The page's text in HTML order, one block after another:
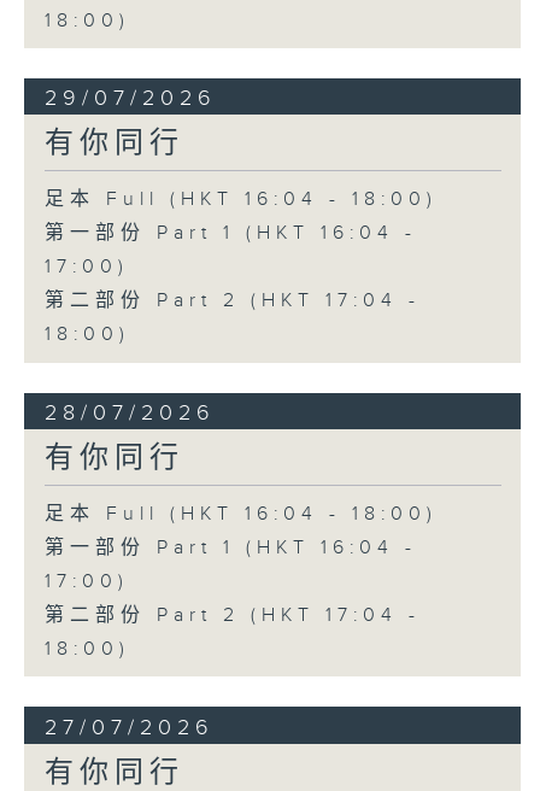
18:00)
29/07/2026
有你同行
足本 Full (HKT 16:04 - 18:00)
第一部份 Part 1 (HKT 16:04 -
17:00)
第二部份 Part 2 (HKT 17:04 -
18:00)
28/07/2026
有你同行
足本 Full (HKT 16:04 - 18:00)
第一部份 Part 1 (HKT 16:04 -
17:00)
第二部份 Part 2 (HKT 17:04 -
18:00)
27/07/2026
有你同行